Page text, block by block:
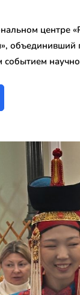
центре
объединивший
событием